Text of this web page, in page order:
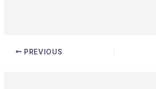
PREVIOUS